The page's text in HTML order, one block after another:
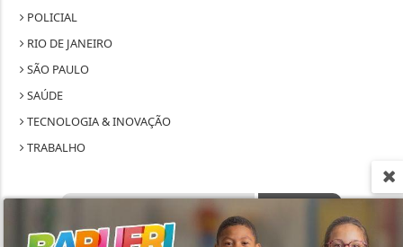
POLICIAL
RIO DE JANEIRO
SÃO PAULO
SAÚDE
TECNOLOGIA & INOVAÇÃO
TRABALHO
Termos de Uso e Privacidade